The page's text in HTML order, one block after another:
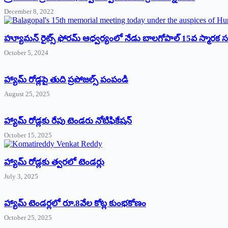
December 8, 2022
హ్యూమన్‌ రైట్స్‌ ఫోరమ్‌ ఆధ్వర్యంలో నేడు బాలగోపాల్‌ 15వ స్మారక
October 5, 2024
హ్యామ్‌ రోడ్లపై తుది ప్రపోజల్స్‌ పంపండి
August 25, 2025
హ్యామ్‌ రోడ్లకు రేపు టెండరు నోటిఫికేషన్‌
October 15, 2025
హ్యామ్‌ రోడ్లకు త్వరలో టెండర్లు
July 3, 2025
హ్యామ్‌ ‌టెండర్లలో రూ.8వేల కోట్ల కుంభకోణం
October 25, 2025